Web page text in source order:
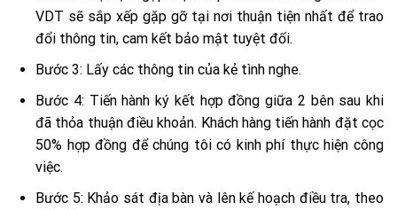
VDT sẽ sắp xếp gặp gỡ tại nơi thuận tiện nhất để trao
đổi thông tin, cam kết bảo mật tuyệt đối.
Bước 3: Lấy các thông tin của kẻ tình nghe.
Bước 4: Tiến hành ký kết hợp đồng giữa 2 bên sau khi
đã thỏa thuận điều khoản. Khách hàng tiến hành đặt cọc
50% hợp đồng để chúng tôi có kinh phí thực hiện công
việc.
Bước 5: Khảo sát địa bàn và lên kế hoạch điều tra, theo